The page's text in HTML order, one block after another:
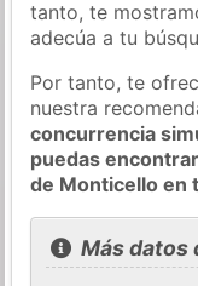
tanto, te
adecúa a tu
Por tanto, te
nuestra
concurrencia
puedas
de Monticello en
Más datos